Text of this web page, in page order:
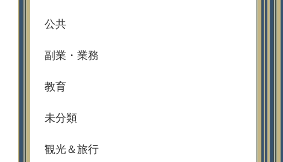
公共
副業・業務
教育
未分類
観光＆旅行